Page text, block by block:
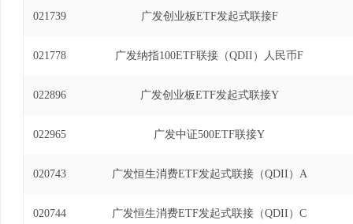
021739 广发创业板ETF发起式联接F
021778 广发纳指100ETF联接（QDII）人民币F
022896 广发创业板ETF发起式联接Y
022965 广发中证500ETF联接Y
020743 广发恒生消费ETF发起式联接（QDII）A
020744 广发恒生消费ETF发起式联接（QDII）C